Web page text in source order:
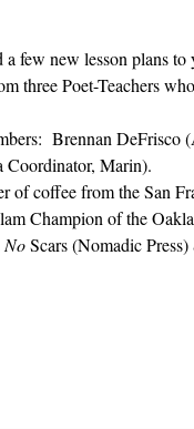
few new lesson plans
three Poet-Teachers
Brennan DeFrisco
Coordinator, Marin).
of coffee from the San
Champion of the
No Scars (Nomadic